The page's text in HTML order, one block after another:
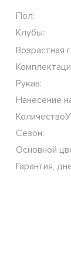
Пол:
Клубы:
Возрастная
Рукав:
Нанесение
Сезон:
Основной
Гарантия,